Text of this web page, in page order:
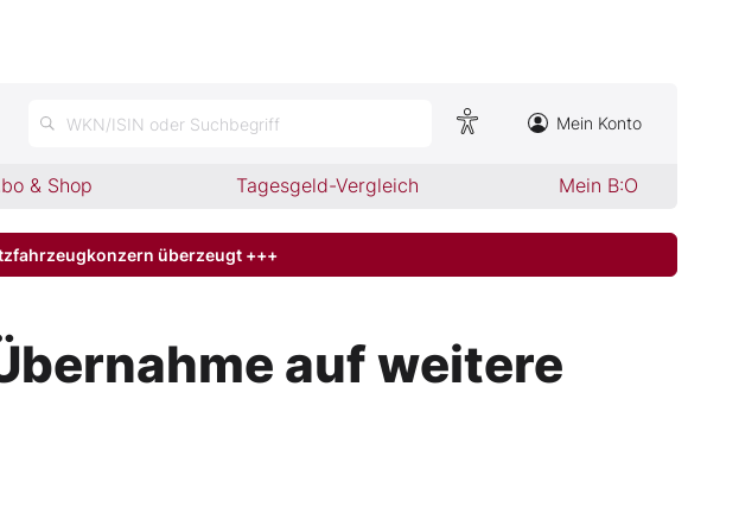
WKN/ISIN oder Suchbegriff Mein Konto
& Shop Tagesgeld-Vergleich Mein B:O
überzeugt +++
auf weitere